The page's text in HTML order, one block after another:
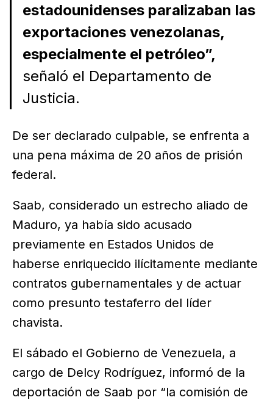
estadounidenses paralizaban las
exportaciones venezolanas,
especialmente el petróleo”,
señaló el Departamento de
Justicia.
De ser declarado culpable, se enfrenta a
una pena máxima de 20 años de prisión
federal.
Saab, considerado un estrecho aliado de
Maduro, ya había sido acusado
previamente en Estados Unidos de
haberse enriquecido ilícitamente mediante
contratos gubernamentales y de actuar
como presunto testaferro del líder
chavista.
El sábado el Gobierno de Venezuela, a
cargo de Delcy Rodríguez, informó de la
deportación de Saab por “la comisión de